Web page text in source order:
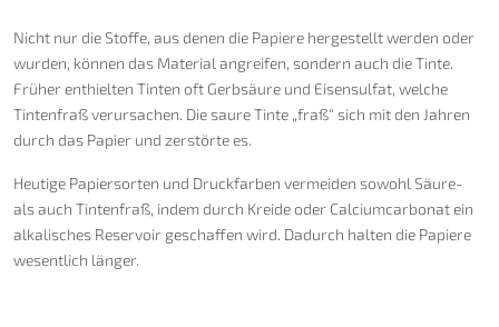
Nicht nur die Stoffe, aus denen die Papiere hergestellt werden oder
wurden, können das Material angreifen, sondern auch die Tinte.
Früher enthielten Tinten oft Gerbsäure und Eisensulfat, welche
Tintenfraß verursachen. Die saure Tinte „fraß“ sich mit den Jahren
durch das Papier und zerstörte es.
Heutige Papiersorten und Druckfarben vermeiden sowohl Säure-
als auch Tintenfraß, indem durch Kreide oder Calciumcarbonat ein
alkalisches Reservoir geschaffen wird. Dadurch halten die Papiere
wesentlich länger.